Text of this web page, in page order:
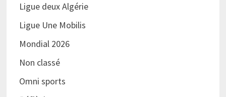
Ligue deux Algérie
Ligue Une Mobilis
Mondial 2026
Non classé
Omni sports